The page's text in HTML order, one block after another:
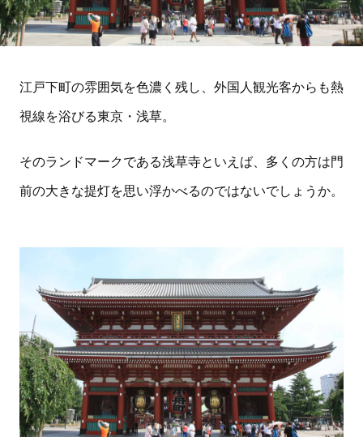
江戸下町の雰囲気を色濃く残し、外国人観光客からも熱
視線を浴びる東京・浅草。
そのランドマークである浅草寺といえば、多くの方は門
前の大きな提灯を思い浮かべるのではないでしょうか。